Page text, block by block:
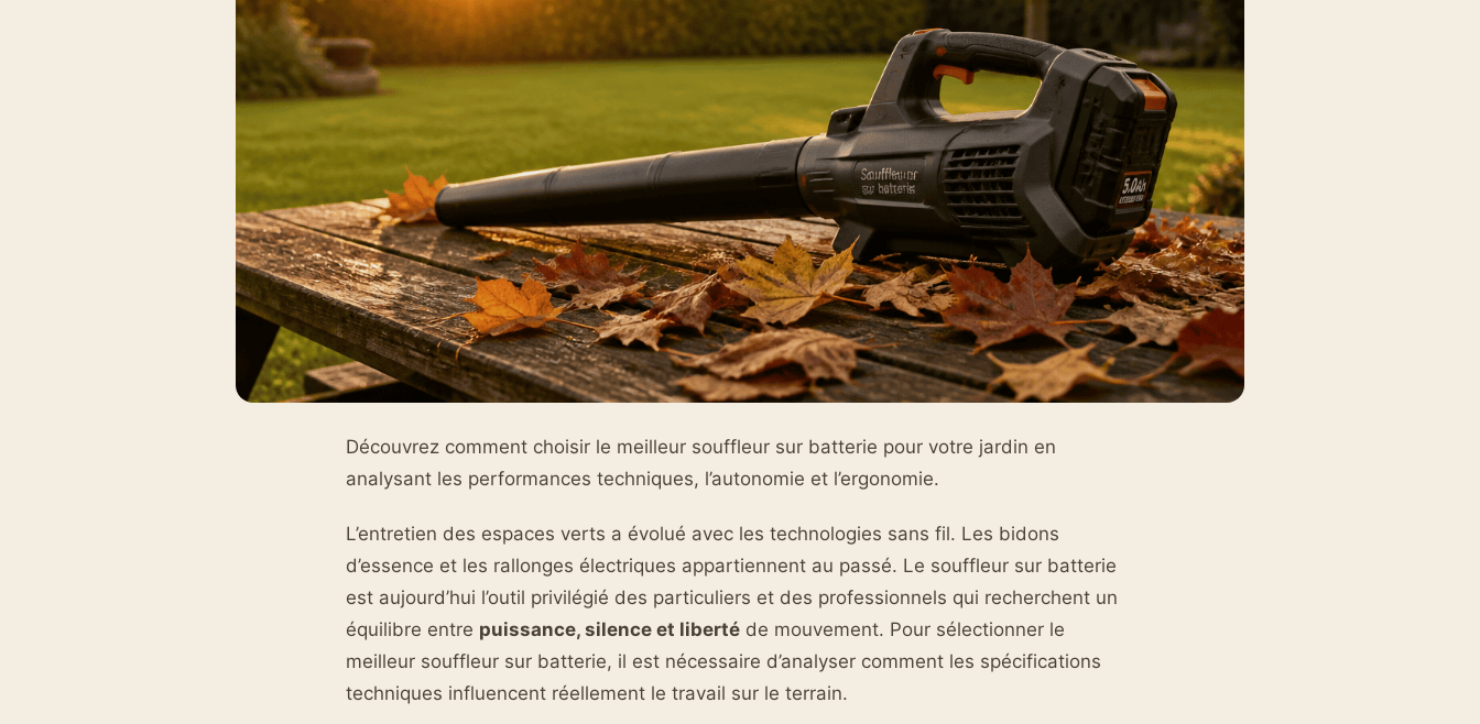
Découvrez comment choisir le meilleur souffleur sur batterie pour votre jardin en
analysant les performances techniques, l’autonomie et l’ergonomie.
L’entretien des espaces verts a évolué avec les technologies sans fil. Les bidons
d’essence et les rallonges électriques appartiennent au passé. Le souffleur sur batterie
est aujourd’hui l’outil privilégié des particuliers et des professionnels qui recherchent un
équilibre entre puissance, silence et liberté de mouvement. Pour sélectionner le
meilleur souffleur sur batterie, il est nécessaire d’analyser comment les spécifications
techniques influencent réellement le travail sur le terrain.